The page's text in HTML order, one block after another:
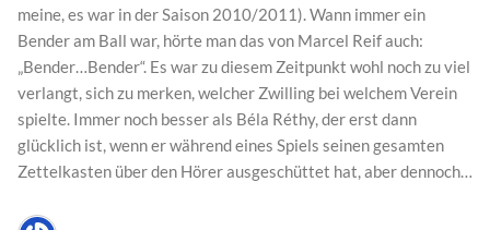
meine, es war in der Saison 2010/2011). Wann immer ein
Bender am Ball war, hörte man das von Marcel Reif auch:
„Bender…Bender“. Es war zu diesem Zeitpunkt wohl noch zu viel
verlangt, sich zu merken, welcher Zwilling bei welchem Verein
spielte. Immer noch besser als Béla Réthy, der erst dann
glücklich ist, wenn er während eines Spiels seinen gesamten
Zettelkasten über den Hörer ausgeschüttet hat, aber dennoch…